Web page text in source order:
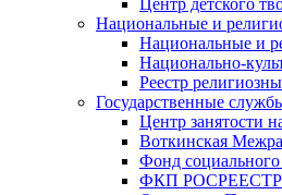
Центр детского
Национальные и
Национальные и
Национально-
Реестр
Государственные
Центр занятости
Воткинская
Фонд
ФКП РОСРЕЕСТР